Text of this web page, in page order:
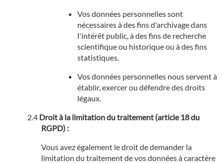
Vos données personnelles sont
nécessaires à des fins d'archivage dans
l'intérêt public, à des fins de recherche
scientifique ou historique ou à des fins
statistiques.
Vos données personnelles nous servent à
établir, exercer ou défendre des droits
légaux.
Droit à la limitation du traitement (article 18 du
RGPD) :
Vous avez également le droit de demander la
limitation du traitement de vos données à caractère